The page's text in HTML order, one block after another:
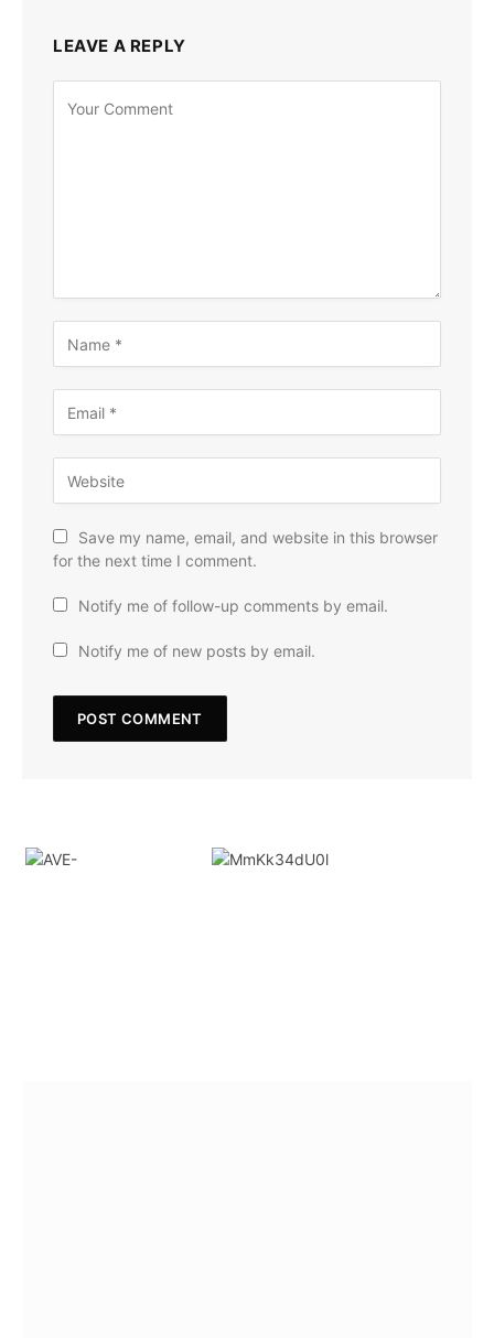
LEAVE A REPLY
Save my name, email, and website in this browser
for the next time I comment.
Notify me of follow-up comments by email.
Notify me of new posts by email.